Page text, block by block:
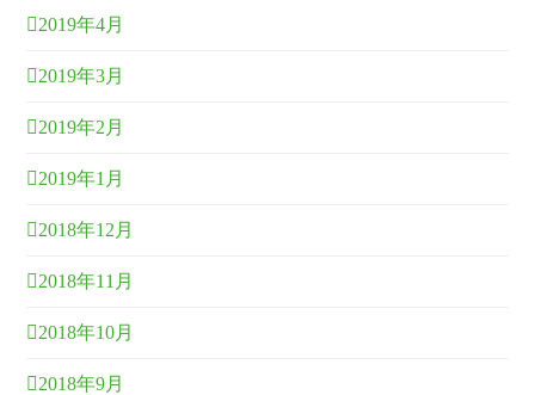
2019年4月
2019年3月
2019年2月
2019年1月
2018年12月
2018年11月
2018年10月
2018年9月